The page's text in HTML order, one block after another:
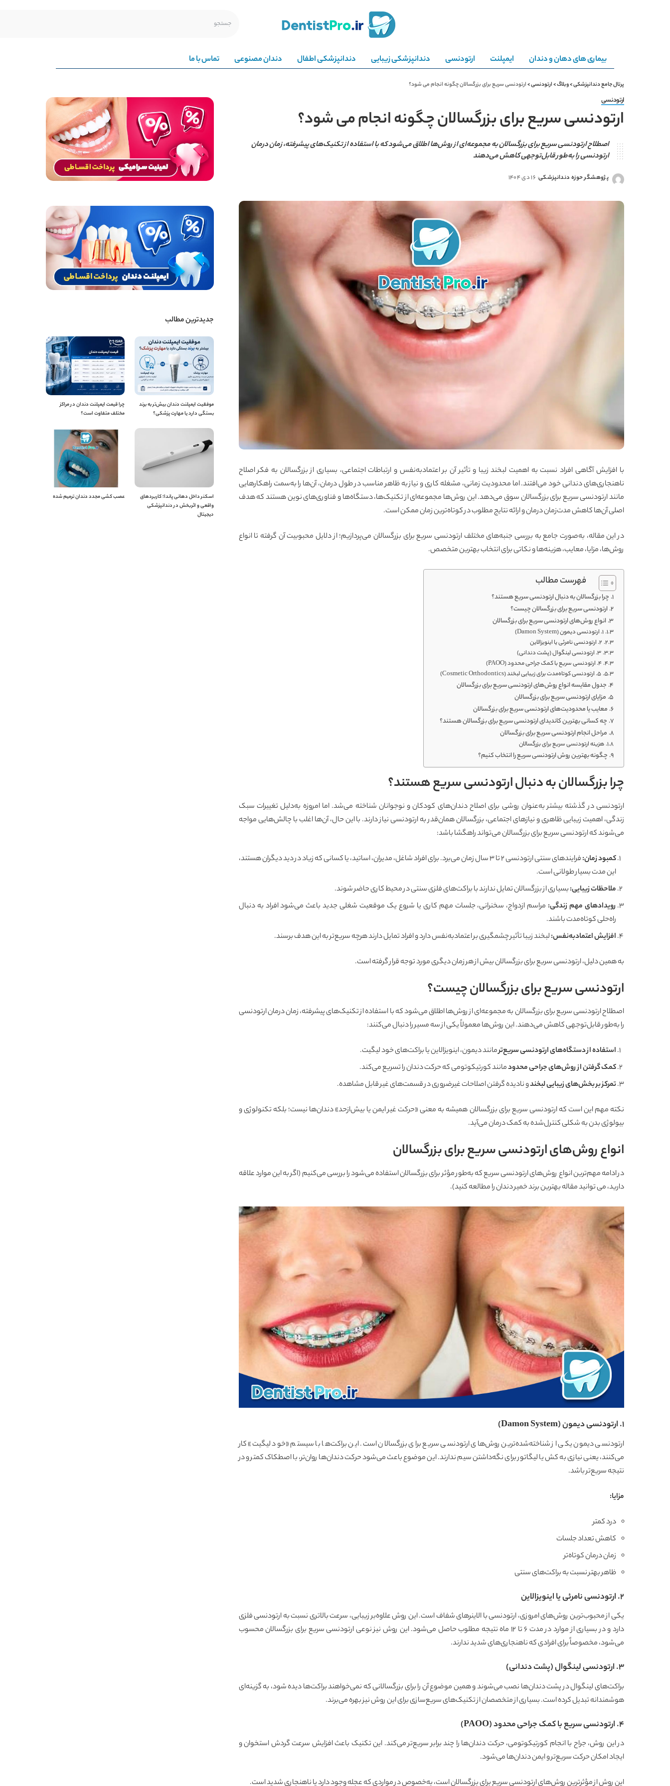
بیماری های دهان و دندان ایمپلنت ارتودنسی دندانپزشکی زیبایی دندانپزشکی اطفال دندان مصنوعی تماس با ما
پرتال جامع دندانپزشکی>وبلاگ>ارتودنسی>ارتودنسی سریع برای بزرگسالان چگونه انجام می شود؟
ارتودنسی
ارتودنسی سریع برای بزرگسالان چگونه انجام می شود؟
اصطلاح ارتودنسی سریع برای بزرگسالان به مجموعه‌ای از روش‌ها اطلاق می‌شود که با استفاده از تکنیک‌های پیشرفته، زمان درمان
ارتودنسی را به‌طور قابل‌توجهی کاهش می‌دهند
پژوهشگر حوزه دندانپزشکی 16 دی 1404
با افزایش آگاهی افراد نسبت به اهمیت لبخند زیبا و تأثیر آن بر اعتمادبه‌نفس و ارتباطات اجتماعی، بسیاری از بزرگسالان به فکر اصلاح
ناهنجاری‌های دندانی خود می‌افتند. اما محدودیت زمانی، مشغله کاری و نیاز به ظاهر مناسب در طول درمان، آن‌ها را به‌سمت راهکارهایی
مانند ارتودنسی سریع برای بزرگسالان سوق می‌دهد. این روش‌ها مجموعه‌ای از تکنیک‌ها، دستگاه‌ها و فناوری‌های نوین هستند که هدف
اصلی آن‌ها کاهش مدت‌زمان درمان و ارائه نتایج مطلوب در کوتاه‌ترین زمان ممکن است.
در این مقاله، به‌صورت جامع به بررسی جنبه‌های مختلف ارتودنسی سریع برای بزرگسالان می‌پردازیم؛ از دلایل محبوبیت آن گرفته تا انواع
روش‌ها، مزایا، معایب، هزینه‌ها و نکاتی برای انتخاب بهترین متخصص.
فهرست مطالب
چرا بزرگسالان به دنبال ارتودنسی سریع هستند؟
ارتودنسی سریع برای بزرگسالان چیست؟
انواع روش‌های ارتودنسی سریع برای بزرگسالان
۱. ارتودنسی دیمون (Damon System)
۲. ارتودنسی نامرئی یا اینویزالاین
۳. ارتودنسی لینگوال (پشت دندانی)
۴. ارتودنسی سریع با کمک جراحی محدود (PAOO)
۵. ارتودنسی کوتاه‌مدت برای زیبایی لبخند (Cosmetic Orthodontics)
جدول مقایسه انواع روش‌های ارتودنسی سریع برای بزرگسالان
مزایای ارتودنسی سریع برای بزرگسالان
معایب یا محدودیت‌های ارتودنسی سریع برای بزرگسالان
چه کسانی بهترین کاندیدای ارتودنسی سریع برای بزرگسالان هستند؟
مراحل انجام ارتودنسی سریع برای بزرگسالان
هزینه ارتودنسی سریع برای بزرگسالان
چگونه بهترین روش ارتودنسی سریع را انتخاب کنیم؟
چرا بزرگسالان به دنبال ارتودنسی سریع هستند؟
ارتودنسی در گذشته بیشتر به‌عنوان روشی برای اصلاح دندان‌های کودکان و نوجوانان شناخته می‌شد. اما امروزه به‌دلیل تغییرات سبک
زندگی، اهمیت زیبایی ظاهری و نیازهای اجتماعی، بزرگسالان همان‌قدر به ارتودنسی نیاز دارند. با این حال، آن‌ها اغلب با چالش‌هایی مواجه
می‌شوند که ارتودنسی سریع برای بزرگسالان می‌تواند راهگشا باشد:
کمبود زمان:
فرایندهای سنتی ارتودنسی ۲ تا ۳ سال زمان می‌برد. برای افراد شاغل، مدیران، اساتید، یا کسانی که زیاد در دید دیگران هستند،
این مدت بسیار طولانی است.
ملاحظات زیبایی:بسیاری از بزرگسالان تمایل ندارند با براکت‌های فلزی سنتی در محیط کاری حاضر شوند.
رویدادهای مهم زندگی: مراسم ازدواج، سخنرانی، جلسات مهم کاری یا شروع یک موقعیت شغلی جدید باعث می‌شود افراد به دنبال
راه‌حلی کوتاه‌مدت باشند.
افزایش اعتمادبه‌نفس:لبخند زیبا تأثیر چشمگیری بر اعتمادبه‌نفس دارد و افراد تمایل دارند هرچه سریع‌تر به این هدف برسند.
به همین دلیل، ارتودنسی سریع برای بزرگسالان بیش از هر زمان دیگری مورد توجه قرار گرفته است.
ارتودنسی سریع برای بزرگسالان چیست؟
اصطلاح ارتودنسی سریع برای بزرگسالان به مجموعه‌ای از روش‌ها اطلاق می‌شود که با استفاده از تکنیک‌های پیشرفته، زمان درمان ارتودنسی
را به‌طور قابل‌توجهی کاهش می‌دهند. این روش‌ها معمولاً یکی از سه مسیر را دنبال می‌کنند:
استفاده از دستگاه‌های ارتودنسی سریع‌ترمانند دیمون، اینویزالاین یا براکت‌های خود لیگیت.
کمک گرفتن از روش‌های جراحی محدودمانند کورتیکوتومی که حرکت دندان را تسریع می‌کند.
تمرکز بر بخش‌های زیبایی لبخندو نادیده گرفتن اصلاحات غیرضروری در قسمت‌های غیر قابل مشاهده.
نکته مهم این است که ارتودنسی سریع برای بزرگسالان همیشه به معنی «حرکت غیر ایمن یا بیش‌ازحد» دندان‌ها نیست؛ بلکه تکنولوژی و
بیولوژی بدن به شکلی کنترل‌شده به کمک درمان می‌آید.
انواع روش‌های ارتودنسی سریع برای بزرگسالان
در ادامه مهم‌ترین انواع روش‌های ارتودنسی سریع که به‌طور مؤثر برای بزرگسالان استفاده می‌شود را بررسی می‌کنیم (اگر به این موارد علاقه
دارید، می توانید مقالهبهترین برند خمیر دندانرا مطالعه کنید).
۱. ارتودنسی دیمون (Damon System)
ارتودنسی دیمون یکی از شناخته‌شده‌ترین روش‌های ارتودنسی سریع برای بزرگسالان است. این براکت‌ها با سیستم «خود لیگیت» کار
می‌کنند، یعنی نیازی به کش یا لیگاتور برای نگه‌داشتن سیم ندارند. این موضوع باعث می‌شود حرکت دندان‌ها روان‌تر، با اصطکاک کمتر و در
نتیجه سریع‌تر باشد.
مزایا:
درد کمتر
کاهش تعداد جلسات
زمان درمان کوتاه‌تر
ظاهر بهتر نسبت به براکت‌های سنتی
۲. ارتودنسی نامرئی یا اینویزالاین
یکی از محبوب‌ترین روش‌های امروزی، ارتودنسی با الاینرهای شفاف است. این روش علاوه‌بر زیبایی، سرعت بالاتری نسبت به ارتودنسی فلزی
دارد و در بسیاری از موارد در مدت ۶ تا ۱۲ ماه نتیجه مطلوب حاصل می‌شود. این روش نیز نوعی ارتودنسی سریع برای بزرگسالان محسوب
می‌شود، مخصوصاً برای افرادی که ناهنجاری‌های شدید ندارند.
۳. ارتودنسی لینگوال (پشت دندانی)
براکت‌های لینگوال در پشت دندان‌ها نصب می‌شوند و همین موضوع آن را برای بزرگسالانی که نمی‌خواهند براکت‌ها دیده شود، به گزینه‌ای
هوشمندانه تبدیل کرده است. بسیاری از متخصصان از تکنیک‌های سریع‌سازی برای این روش نیز بهره می‌برند.
۴. ارتودنسی سریع با کمک جراحی محدود (PAOO)
در این روش، جراح با انجام کورتیکوتومی، حرکت دندان‌ها را چند برابر سریع‌تر می‌کند. این تکنیک باعث افزایش سرعت گردش استخوان و
ایجاد امکان حرکت سریع‌تر و ایمن دندان‌ها می‌شود.
این روش از مؤثرترین روش‌های ارتودنسی سریع برای بزرگسالان است، به‌خصوص در مواردی که عجله وجود دارد یا ناهنجاری شدید است.
جدیدترین مطالب
موفقیت ایمپلنت دندان بیش‌تر به برند
بستگی دارد یا مهارت پزشکی؟
چرا قیمت ایمپلنت دندان در مراکز
مختلف متفاوت است؟
اسکنر داخل دهانی پاندا؛ کاربردهای
واقعی و اثربخش در دندانپزشکی
دیجیتال
عصب کشی مجدد دندان ترمیم شده